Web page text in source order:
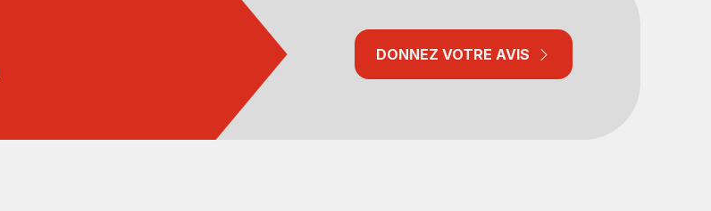
DONNEZ VOTRE AVIS